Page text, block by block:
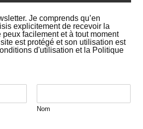
Je comprends qu’en
explicitement de recevoir la
peux facilement et à tout moment
est protégé et son utilisation est
d'utilisation et la Politique
Nom